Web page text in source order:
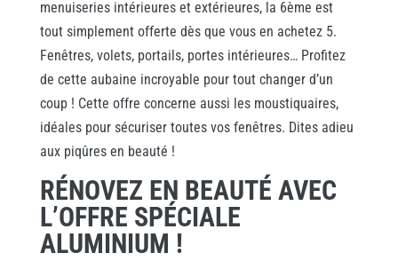
menuiseries intérieures et extérieures, la 6ème est
tout simplement offerte dès que vous en achetez 5.
Fenêtres, volets, portails, portes intérieures… Profitez
de cette aubaine incroyable pour tout changer d’un
coup ! Cette offre concerne aussi les moustiquaires,
idéales pour sécuriser toutes vos fenêtres. Dites adieu
aux piqûres en beauté !
RÉNOVEZ EN BEAUTÉ AVEC
L’OFFRE SPÉCIALE
ALUMINIUM !